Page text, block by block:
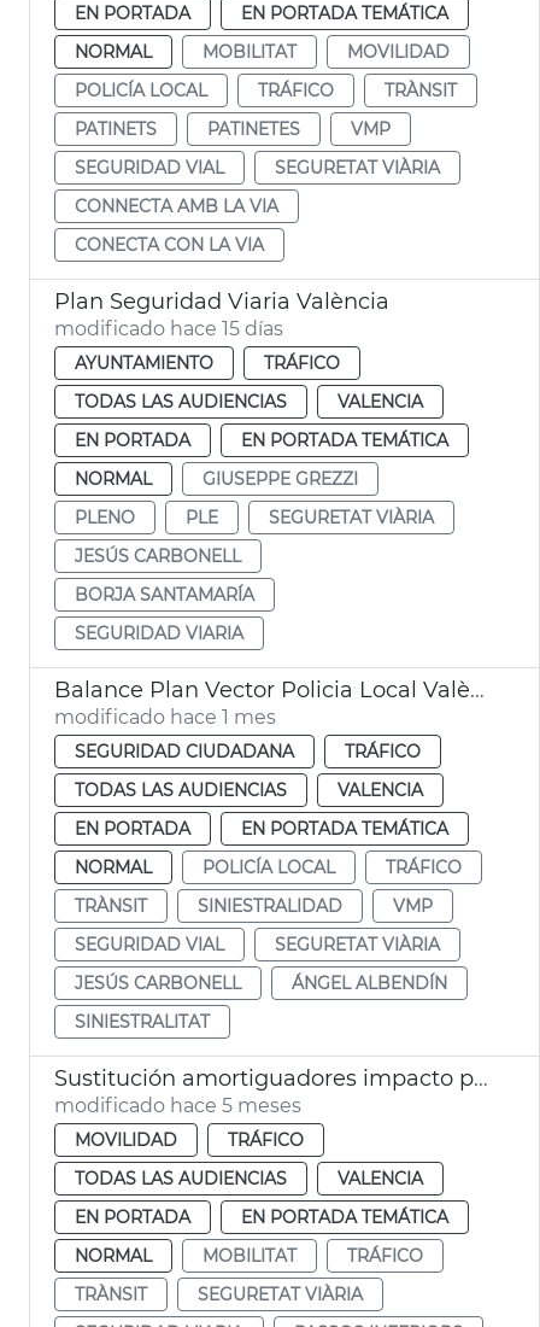
EN PORTADA
EN PORTADA TEMÁTICA
NORMAL
MOBILITAT
MOVILIDAD
POLICÍA LOCAL
TRÁFICO
TRÀNSIT
PATINETS
PATINETES
VMP
SEGURIDAD VIAL
SEGURETAT VIÀRIA
CONNECTA AMB LA VIA
CONECTA CON LA VIA
Plan Seguridad Viaria València
modificado hace 15 días
AYUNTAMIENTO
TRÁFICO
TODAS LAS AUDIENCIAS
VALENCIA
EN PORTADA
EN PORTADA TEMÁTICA
NORMAL
GIUSEPPE GREZZI
PLENO
PLE
SEGURETAT VIÀRIA
JESÚS CARBONELL
BORJA SANTAMARÍA
SEGURIDAD VIARIA
Balance Plan Vector Policia Local València
modificado hace 1 mes
SEGURIDAD CIUDADANA
TRÁFICO
TODAS LAS AUDIENCIAS
VALENCIA
EN PORTADA
EN PORTADA TEMÁTICA
NORMAL
POLICÍA LOCAL
TRÁFICO
TRÀNSIT
SINIESTRALIDAD
VMP
SEGURIDAD VIAL
SEGURETAT VIÀRIA
JESÚS CARBONELL
ÁNGEL ALBENDÍN
SINIESTRALITAT
Sustitución amortiguadores impacto pasos inferiores València
modificado hace 5 meses
MOVILIDAD
TRÁFICO
TODAS LAS AUDIENCIAS
VALENCIA
EN PORTADA
EN PORTADA TEMÁTICA
NORMAL
MOBILITAT
TRÁFICO
TRÀNSIT
SEGURETAT VIÀRIA